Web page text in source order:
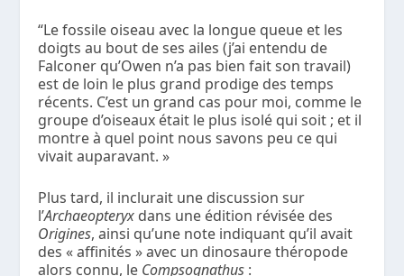
“Le fossile oiseau avec la longue queue et les
doigts au bout de ses ailes (j’ai entendu de
Falconer qu’Owen n’a pas bien fait son travail)
est de loin le plus grand prodige des temps
récents. C’est un grand cas pour moi, comme le
groupe d’oiseaux était le plus isolé qui soit ; et il
montre à quel point nous savons peu ce qui
vivait auparavant. »
Plus tard, il inclurait une discussion sur
l’Archaeopteryx dans une édition révisée des
Origines, ainsi qu’une note indiquant qu’il avait
des « affinités » avec un dinosaure théropode
alors connu, le Compsognathus :